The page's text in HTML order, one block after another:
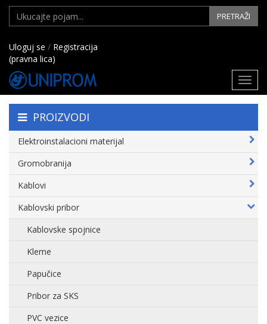
PRETRAŽI
Uloguj se / Registracija
(pravna lica)
PROIZVODI
Elektroinstalacioni materijal
Gromobranija
Kablovi
Kablovski pribor
Kablovske spojnice
Kleme
Papučice
Pribor za SKS
PVC vezice